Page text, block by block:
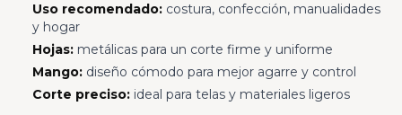
Uso recomendado:costura, confección, manualidades
y hogar
Hojas:metálicas para un corte firme y uniforme
Mango:diseño cómodo para mejor agarre y control
Corte preciso:ideal para telas y materiales ligeros